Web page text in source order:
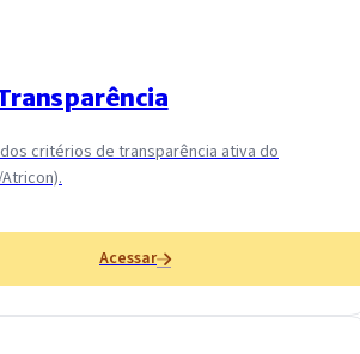
critérios de transparência ativa do
Acessar